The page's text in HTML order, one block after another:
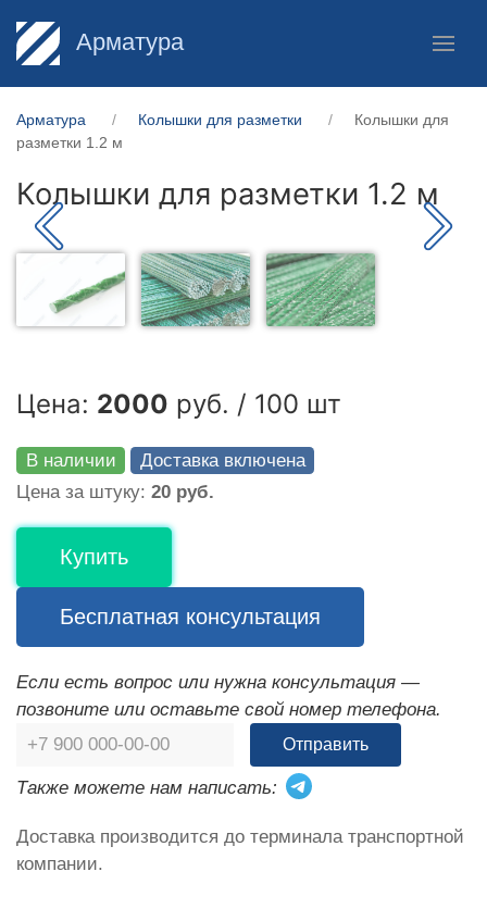
Арматура
Арматура Колышки для разметки
Колышки для
разметки 1.2 м
Колышки для разметки 1.2 м
Цена: 2000 руб. / 100 шт
В наличии
Доставка включена
Цена за штуку: 20 руб.
Купить
Бесплатная консультация
Если есть вопрос или нужна консультация —
позвоните или оставьте свой номер телефона.
Отправить
Также можете нам написать:
Доставка производится до терминала транспортной
компании.